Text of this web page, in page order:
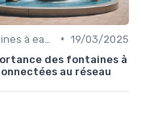
• 19/03/2025
des fontaines à
au réseau